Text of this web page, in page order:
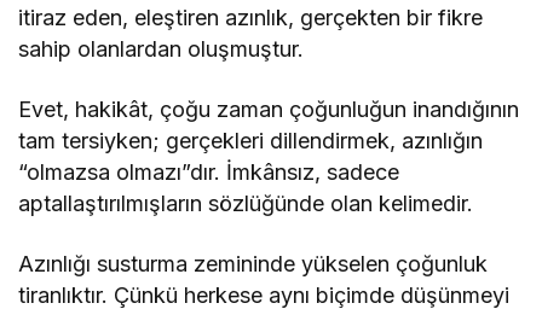
itiraz eden, eleştiren azınlık, gerçekten bir fikre
sahip olanlardan oluşmuştur.
Evet, hakikât, çoğu zaman çoğunluğun inandığının
tam tersiyken; gerçekleri dillendirmek, azınlığın
“olmazsa olmazı”dır. İmkânsız, sadece
aptallaştırılmışların sözlüğünde olan kelimedir.
Azınlığı susturma zemininde yükselen çoğunluk
tiranlıktır. Çünkü herkese aynı biçimde düşünmeyi